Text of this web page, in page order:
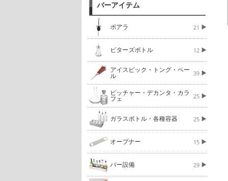
バーアイテム
ポアラ 21
ビターズボトル 12
アイスピック・トング・ペー
ル 39
ピッチャー・デカンタ・カラ
フェ 25
ガラスボトル・各種容器 25
オープナー 15
バー設備 29